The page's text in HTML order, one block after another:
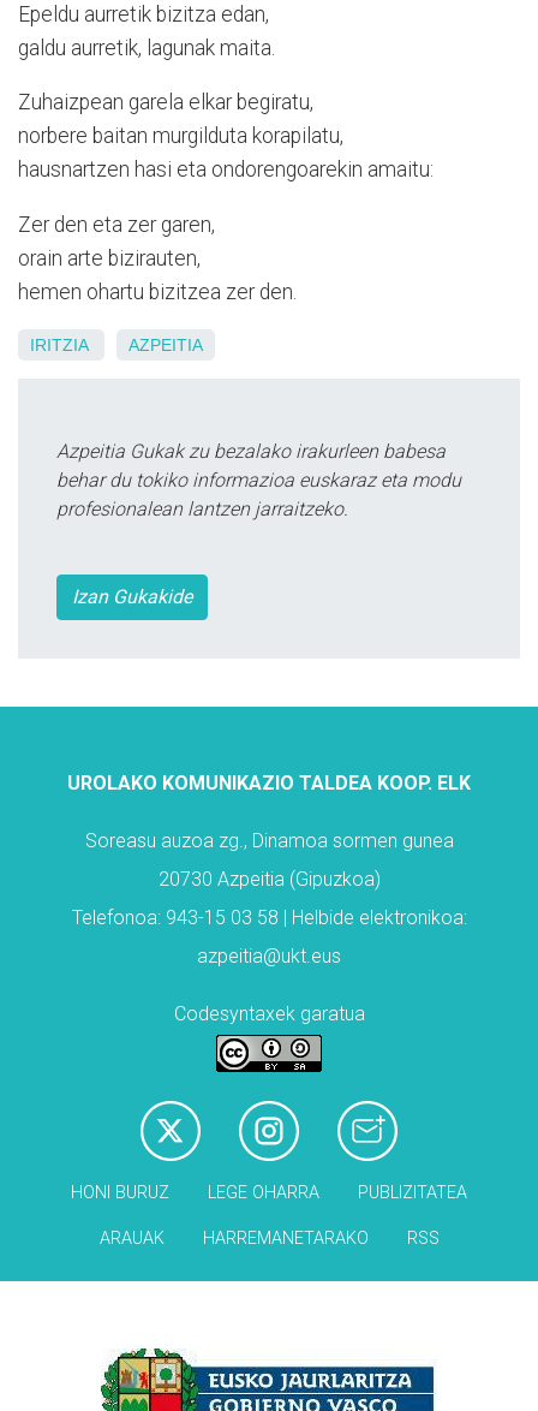
Epeldu aurretik bizitza edan,
galdu aurretik, lagunak maita.
Zuhaizpean garela elkar begiratu,
norbere baitan murgilduta korapilatu,
hausnartzen hasi eta ondorengoarekin amaitu:
Zer den eta zer garen,
orain arte bizirauten,
hemen ohartu bizitzea zer den.
IRITZIA AZPEITIA
Azpeitia Gukak zu bezalako irakurleen babesa
behar du tokiko informazioa euskaraz eta modu
profesionalean lantzen jarraitzeko.
Izan Gukakide
UROLAKO KOMUNIKAZIO TALDEA KOOP. ELK
Soreasu auzoa zg., Dinamoa sormen gunea
20730 Azpeitia (Gipuzkoa)
Telefonoa: 943-15 03 58 | Helbide elektronikoa:
azpeitia@ukt.eus
Codesyntaxek garatua
HONI BURUZ LEGE OHARRA PUBLIZITATEA
ARAUAK HARREMANETARAKO RSS